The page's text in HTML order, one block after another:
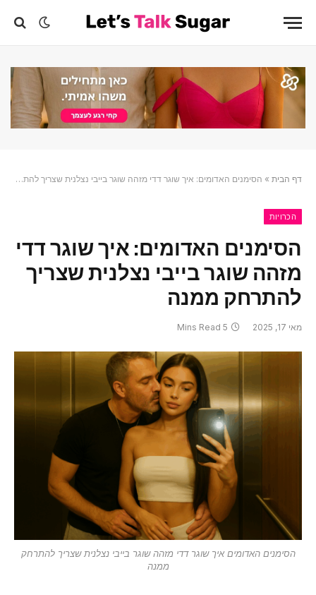
דף הבית » הסימנים האדומים: איך שוגר דדי מזהה שוגר בייבי נצלנית שצריך להתרחק ממנה
הכרויות
הסימנים האדומים: איך שוגר דדי
מזהה שוגר בייבי נצלנית שצריך
להתרחק ממנה
מאי 17, 2025 5 Mins Read
הסימנים האדומים איך שוגר דדי מזהה שוגר בייבי נצלנית שצריך להתרחק
ממנה